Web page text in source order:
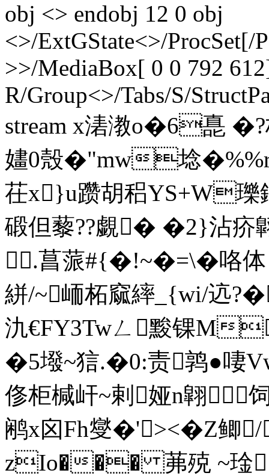
obj <> endobj 12 0 obj
<>/ExtGState<>/ProcSet[/
>>/MediaBox[ 0 0 792
R/Group<>/Tabs/S/
stream x湱漖o�6嗭
嫿0殼�"mw埝
茌x}u躜胡稆YS+W
碫但藜??覷� �2}沾
.菖蒎#{�!~�=\�咯
絣/~峏柘窳繂_{wi/迒
氿€FY3Twㄥ黢锞M
�5墢~狺.�0:责鹑●啛
俢柜椷屽~剌娅n翶
鹇x囟Fh燮�'><�Z鲫
zIo��� 茀殑 ~琻